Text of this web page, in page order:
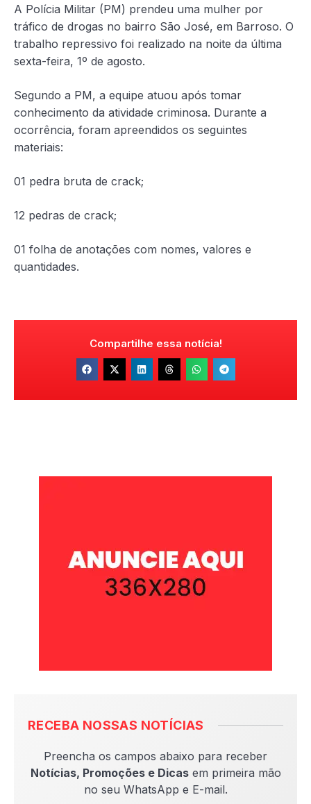
A Polícia Militar (PM) prendeu uma mulher por
tráfico de drogas no bairro São José, em Barroso. O
trabalho repressivo foi realizado na noite da última
sexta-feira, 1º de agosto.
Segundo a PM, a equipe atuou após tomar
conhecimento da atividade criminosa. Durante a
ocorrência, foram apreendidos os seguintes
materiais:
01 pedra bruta de crack;
12 pedras de crack;
01 folha de anotações com nomes, valores e
quantidades.
Compartilhe essa notícia!
RECEBA NOSSAS NOTÍCIAS
Preencha os campos abaixo para receber
Notícias, Promoções e Dicasem primeira mão
no seu WhatsApp e E-mail.